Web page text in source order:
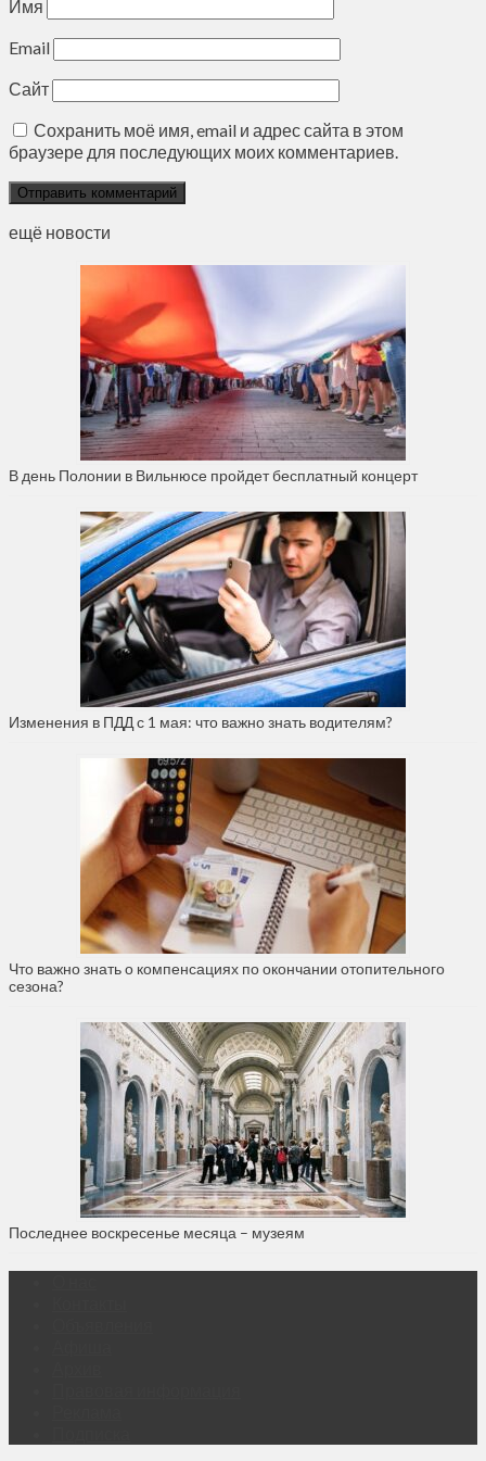
Имя
Email
Сайт
Сохранить моё имя, email и адрес сайта в этом
браузере для последующих моих комментариев.
ещё новости
В день Полонии в Вильнюсе пройдет бесплатный концерт
Изменения в ПДД с 1 мая: что важно знать водителям?
Что важно знать о компенсациях по окончании отопительного
сезона?
Последнее воскресенье месяца – музеям